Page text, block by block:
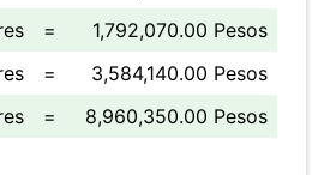
=
1,792,070.00 Pesos
=
3,584,140.00 Pesos
= 8,960,350.00 Pesos